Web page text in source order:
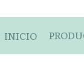
INICIO